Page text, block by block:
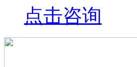
点击咨询